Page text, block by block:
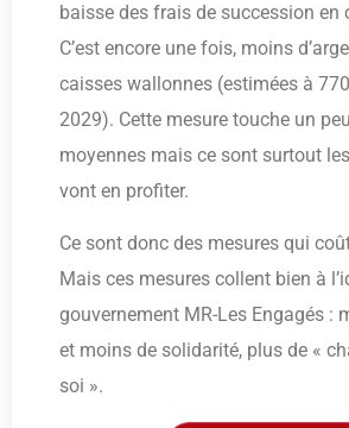
baisse des frais de succession en
C’est encore une fois, moins
caisses wallonnes (estimées à
2029). Cette mesure touche un
moyennes mais ce sont surtout
vont en profiter.
Ce sont donc des mesures qui
Mais ces mesures collent bien à
gouvernement MR-Les Engagés :
et moins de solidarité, plus de «
soi ».